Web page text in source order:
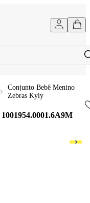
Conjunto Bebê Menino
Zebras Kyly
1001954.0001.6A9M